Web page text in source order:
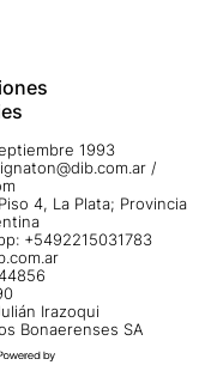
1993
/
4, La Plata; Provincia
+5492215031783
Irazoqui
Bonaerenses SA